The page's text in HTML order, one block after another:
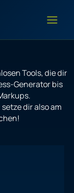
Tools, die dir
Generator bis
dir also am